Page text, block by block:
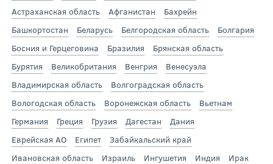
Астраханская область
Афганистан
Бахрейн
Башкортостан
Беларусь Белгородская область
Болгария
Босния и Герцеговина
Бразилия
Брянская область
Бурятия
Великобритания Венгрия
Венесуэла
Владимирская область
Волгоградская область
Вологодская область
Воронежская область
Вьетнам
Германия
Греция Грузия Дагестан
Дания
Еврейская АО
Египет
Забайкальский край
Ивановская область
Израиль Ингушетия Индия
Ирак